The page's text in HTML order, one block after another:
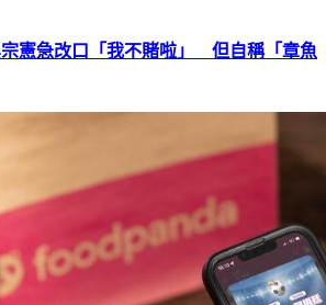
憲急改口「我不賭啦」 但自稱「章魚